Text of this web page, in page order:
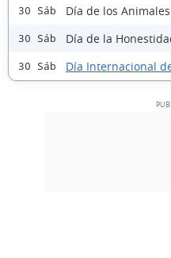
30 Sáb Día de los
30 Sáb Día de la
30 Sáb Día Internacional